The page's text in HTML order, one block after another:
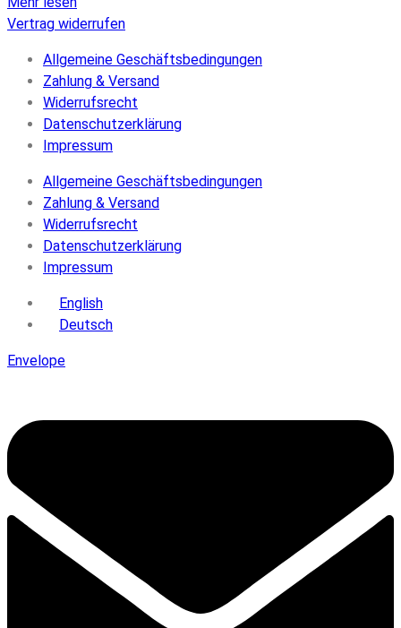
Vertrag widerrufen
Allgemeine Geschäftsbedingungen
Zahlung & Versand
Widerrufsrecht
Datenschutzerklärung
Impressum
Allgemeine Geschäftsbedingungen
Zahlung & Versand
Widerrufsrecht
Datenschutzerklärung
Impressum
English
Deutsch
Envelope